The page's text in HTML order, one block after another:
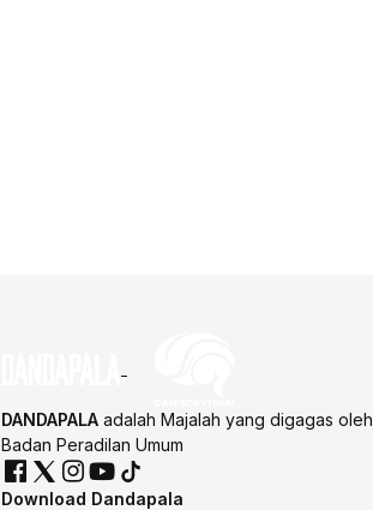
DANDAPALA adalah Majalah yang digagas oleh
Badan Peradilan Umum
Download Dandapala